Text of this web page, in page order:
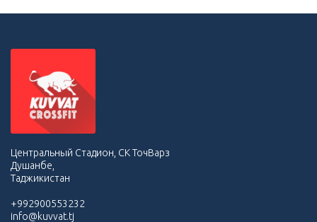
Центральный Стадион, СК ТочВарз
Душанбе,
Таджикистан
+992900553232
info@kuvvat.tj